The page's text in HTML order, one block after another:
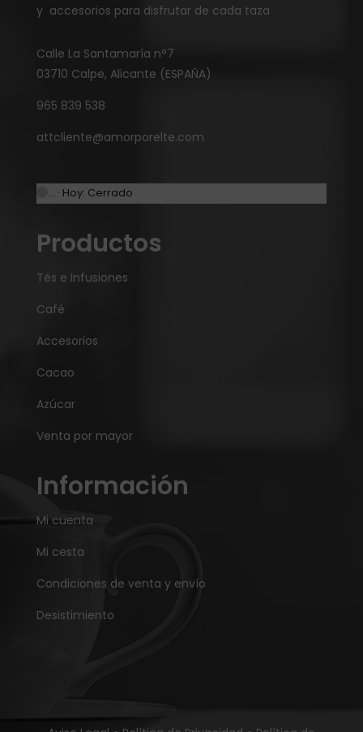
y accesorios para disfrutar de cada taza
Calle La Santamaría n°7
03710 Calpe, Alicante (ESPAÑA)
965 839 538
attcliente@amorporelte.com
… · Hoy: Cerrado
Productos
Tés e Infusiones
Café
Accesorios
Cacao
Azúcar
Venta por mayor
Información
Mi cuenta
Mi cesta
Condiciones de venta y envío
Desistimiento